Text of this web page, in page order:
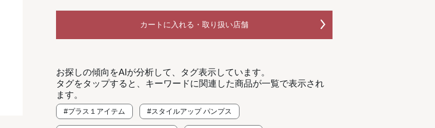
カートに入れる・取り扱い店舗
お探しの傾向をAIが分析して、タグ表示しています。
タグをタップすると、キーワードに関連した商品が一覧で表示され
ます。
#プラス１アイテム #スタイルアップ パンプス